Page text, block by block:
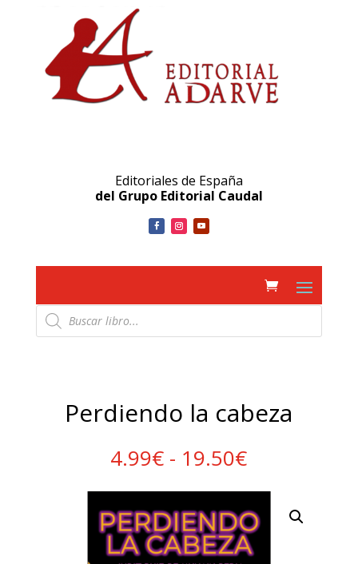
Editoriales de España
del Grupo Editorial Caudal
Búsqueda
de
productos
Perdiendo la cabeza
4.99€ - 19.50€Rango
de
precios:
desde
4.99€
hasta